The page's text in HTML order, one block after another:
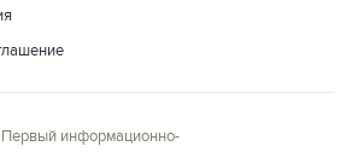
информационно-